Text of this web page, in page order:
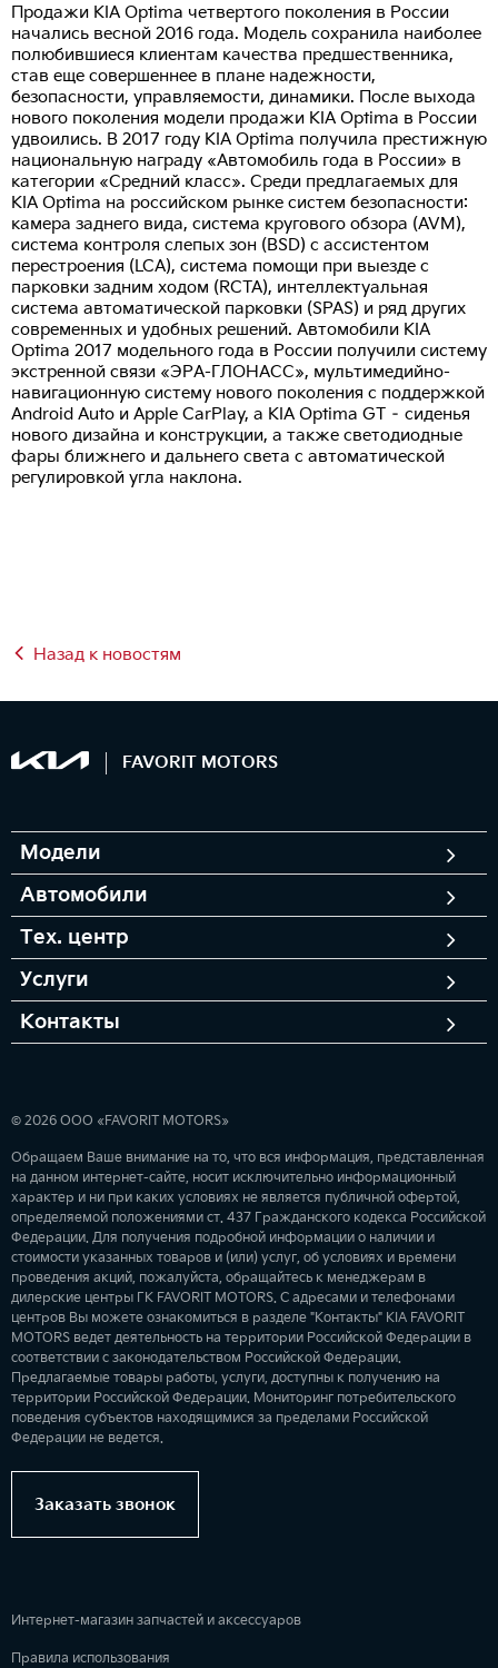
Продажи KIA Optima четвертого поколения в России
начались весной 2016 года. Модель сохранила наиболее
полюбившиеся клиентам качества предшественника,
став еще совершеннее в плане надежности,
безопасности, управляемости, динамики. После выхода
нового поколения модели продажи KIA Optima в России
удвоились. В 2017 году KIA Optima получила престижную
национальную награду «Автомобиль года в России» в
категории «Средний класс». Среди предлагаемых для
KIA Optima на российском рынке систем безопасности:
камера заднего вида, система кругового обзора (AVM),
система контроля слепых зон (BSD) с ассистентом
перестроения (LCA), система помощи при выезде с
парковки задним ходом (RCTA), интеллектуальная
система автоматической парковки (SPAS) и ряд других
современных и удобных решений. Автомобили KIA
Optima 2017 модельного года в России получили систему
экстренной связи «ЭРА-ГЛОНАСС», мультимедийно-
навигационную систему нового поколения с поддержкой
Android Auto и Apple CarPlay, а KIA Optima GT – сиденья
нового дизайна и конструкции, а также светодиодные
фары ближнего и дальнего света с автоматической
регулировкой угла наклона.
Назад к новостям
FAVORIT MOTORS
Модели
Автомобили
Тех. центр
Услуги
Контакты
© 2026 ООО «FAVORIT MOTORS»
Обращаем Ваше внимание на то, что вся информация, представленная
на данном интернет-сайте, носит исключительно информационный
характер и ни при каких условиях не является публичной офертой,
определяемой положениями ст. 437 Гражданского кодекса Российской
Федерации. Для получения подробной информации о наличии и
стоимости указанных товаров и (или) услуг, об условиях и времени
проведения акций, пожалуйста, обращайтесь к менеджерам в
дилерские центры ГК FAVORIT MOTORS. С адресами и телефонами
центров Вы можете ознакомиться в разделе "Контакты" KIA FAVORIT
MOTORS ведет деятельность на территории Российской Федерации в
соответствии с законодательством Российской Федерации.
Предлагаемые товары работы, услуги, доступны к получению на
территории Российской Федерации. Мониторинг потребительского
поведения субъектов находящимися за пределами Российской
Федерации не ведется.
Заказать звонок
Интернет-магазин запчастей и аксессуаров
Правила использования